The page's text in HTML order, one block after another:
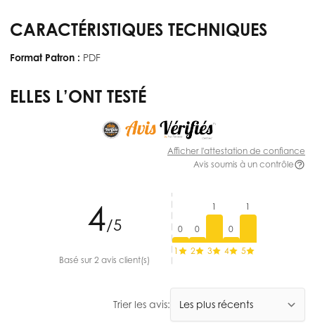
CARACTÉRISTIQUES TECHNIQUES
Format Patron : PDF
ELLES L’ONT TESTÉ
Afficher l'attestation de confiance
Avis soumis à un contrôle
4/5
Basé sur 2 avis client(s)
0
1
0
2
1
3
0
4
1
5
Trier les avis: